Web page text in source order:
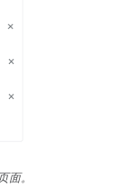
面。